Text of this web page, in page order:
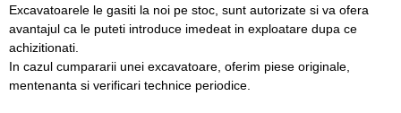
Excavatoarele le gasiti la noi pe stoc, sunt autorizate si va ofera
avantajul ca le puteti introduce imedeat in exploatare dupa ce
achizitionati.
In cazul cumpararii unei excavatoare, oferim piese originale,
mentenanta si verificari technice periodice.